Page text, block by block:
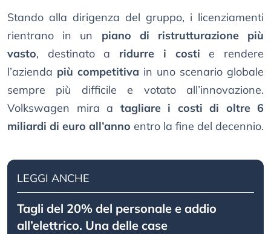
Stando alla dirigenza del gruppo, i licenziamenti
rientrano in un piano di ristrutturazione più
vasto, destinato a ridurre i costie rendere
l’azienda più competitiva in uno scenario globale
sempre più difficile e votato all’innovazione.
Volkswagen mira a tagliare i costi di oltre 6
miliardi di euro all’anno entro la fine del decennio.
LEGGI ANCHE
Tagli del 20% del personale e addio
all’elettrico. Una delle case